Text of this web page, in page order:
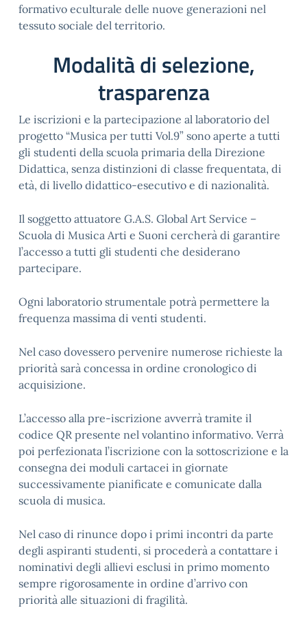
formativo eculturale delle nuove generazioni nel
tessuto sociale del territorio.
Modalità di selezione,
trasparenza
Le iscrizioni e la partecipazione al laboratorio del
progetto “Musica per tutti Vol.9” sono aperte a tutti
gli studenti della scuola primaria della Direzione
Didattica, senza distinzioni di classe frequentata, di
età, di livello didattico-esecutivo e di nazionalità.
Il soggetto attuatore G.A.S. Global Art Service –
Scuola di Musica Arti e Suoni cercherà di garantire
l’accesso a tutti gli studenti che desiderano
partecipare.
Ogni laboratorio strumentale potrà permettere la
frequenza massima di venti studenti.
Nel caso dovessero pervenire numerose richieste la
priorità sarà concessa in ordine cronologico di
acquisizione.
L’accesso alla pre-iscrizione avverrà tramite il
codice QR presente nel volantino informativo. Verrà
poi perfezionata l’iscrizione con la sottoscrizione e la
consegna dei moduli cartacei in giornate
successivamente pianificate e comunicate dalla
scuola di musica.
Nel caso di rinunce dopo i primi incontri da parte
degli aspiranti studenti, si procederà a contattare i
nominativi degli allievi esclusi in primo momento
sempre rigorosamente in ordine d’arrivo con
priorità alle situazioni di fragilità.